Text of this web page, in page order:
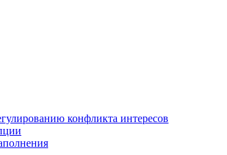
конфликта интересов